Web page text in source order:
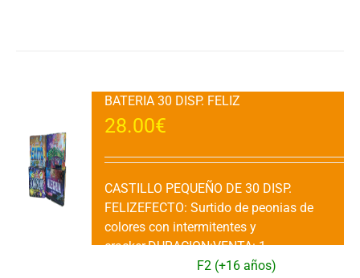
BATERIA 30 DISP. FELIZ
28.00€
CASTILLO PEQUEÑO DE 30 DISP.
FELIZEFECTO: Surtido de peonias de
colores con intermitentes y
cracker.DURACION:VENTA: 1
F2 (+16 años)